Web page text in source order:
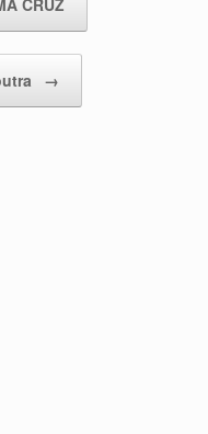
CRUZ
→